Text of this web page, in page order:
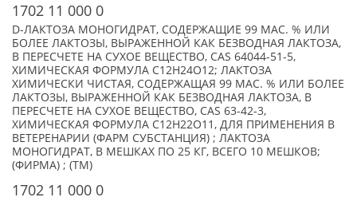
1702 11 000 0
D-ЛАКТОЗА МОНОГИДРАТ, СОДЕРЖАЩИЕ 99 МАС. % ИЛИ
БОЛЕЕ ЛАКТОЗЫ, ВЫРАЖЕННОЙ КАК БЕЗВОДНАЯ ЛАКТОЗА,
В ПЕРЕСЧЕТЕ НА СУХОЕ ВЕЩЕСТВО, CAS 64044-51-5,
ХИМИЧЕСКАЯ ФОРМУЛА C12H24O12; ЛАКТОЗА
ХИМИЧЕСКИ ЧИСТАЯ, СОДЕРЖАЩАЯ 99 МАС. % ИЛИ БОЛЕЕ
ЛАКТОЗЫ, ВЫРАЖЕННОЙ КАК БЕЗВОДНАЯ ЛАКТОЗА, В
ПЕРЕСЧЕТЕ НА СУХОЕ ВЕЩЕСТВО, CAS 63-42-3,
ХИМИЧЕСКАЯ ФОРМУЛА C12H22O11, ДЛЯ ПРИМЕНЕНИЯ В
ВЕТЕРЕНАРИИ (ФАРМ СУБСТАНЦИЯ) ; ЛАКТОЗА
МОНОГИДРАТ, В МЕШКАХ ПО 25 КГ, ВСЕГО 10 МЕШКОВ;
(ФИРМА) ; (TM)
1702 11 000 0